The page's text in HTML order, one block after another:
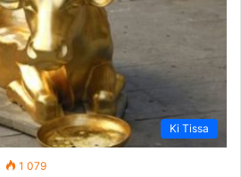
Ki Tissa
1 079